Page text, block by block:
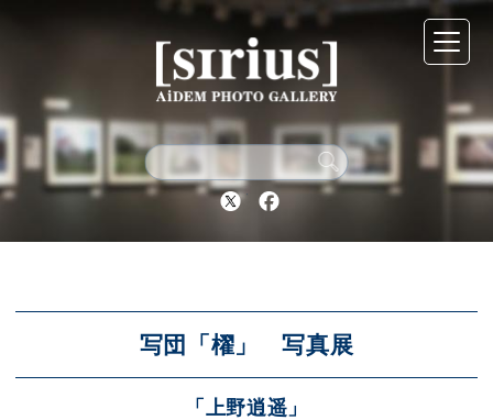
Twitter Facebook
写団「櫂」 写真展
「上野逍遥」
シリウスについて
展示スケジュール